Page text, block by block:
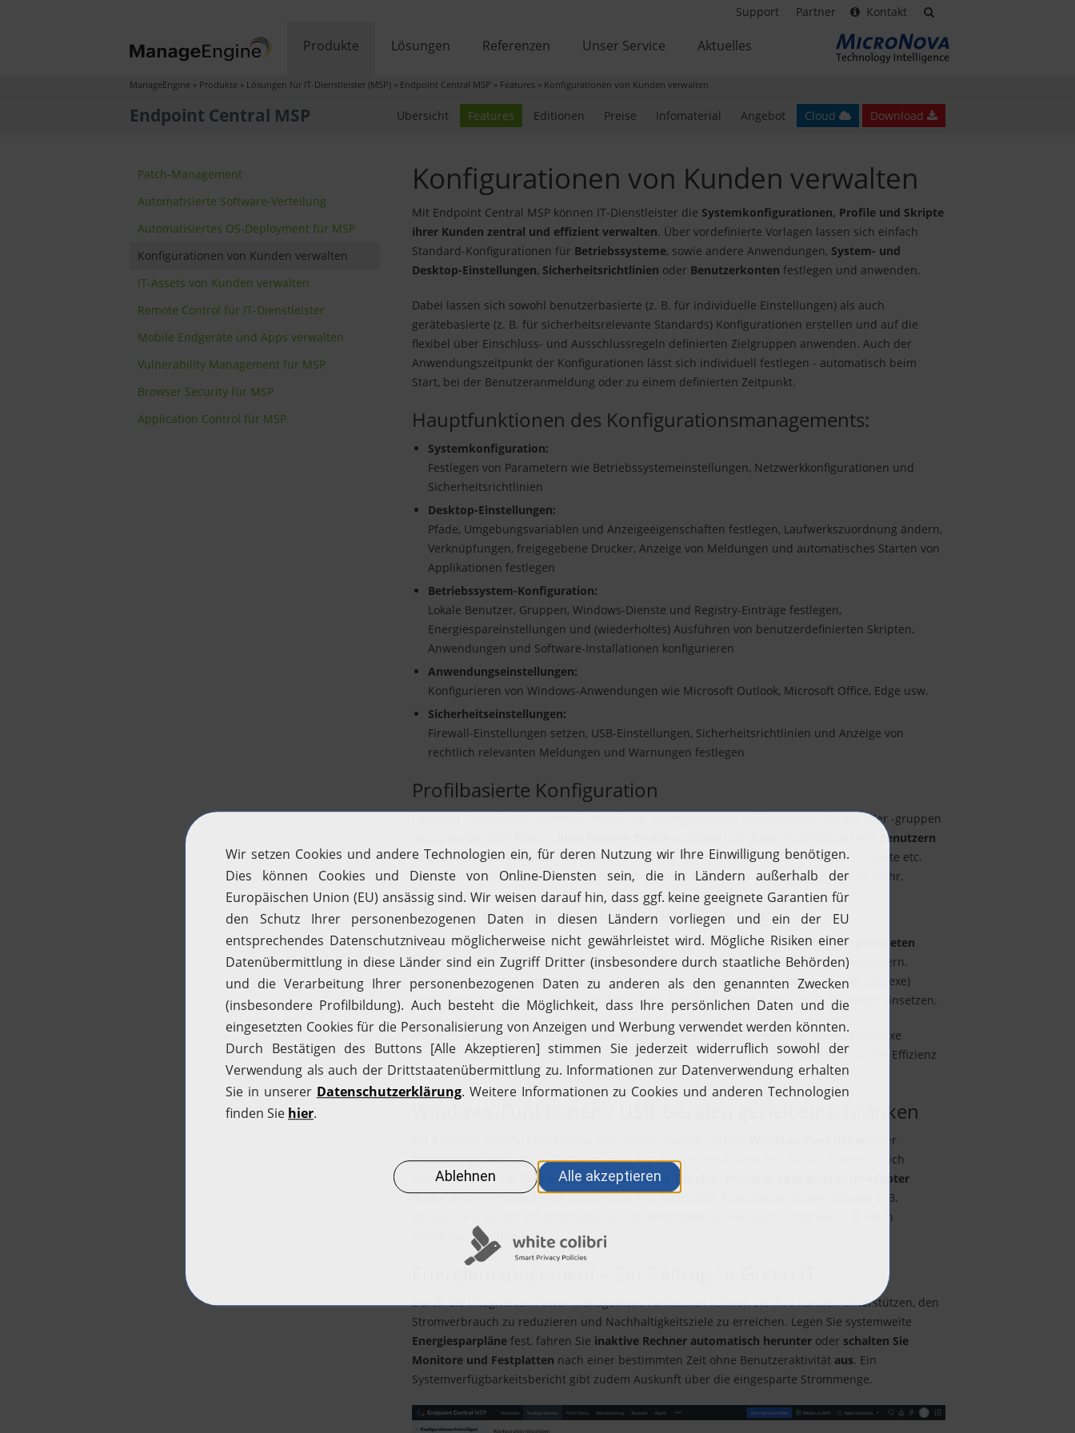
Support Partner Kontakt
Produkte Lösungen Referenzen Unser Service Aktuelles
ManageEngine » Produkte » Lösungen für IT-Dienstleister (MSP) » Endpoint Central MSP » Features » Konfigurationen von Kunden verwalten
Endpoint Central MSP Übersicht Features Editionen Preise Infomaterial Angebot Cloud Download
Patch-Management
Automatisierte Software-Verteilung
Automatisiertes OS-Deployment für MSP
Konfigurationen von Kunden verwalten
IT-Assets von Kunden verwalten
Remote Control für IT-Dienstleister
Mobile Endgeräte und Apps verwalten
Vulnerability Management für MSP
Browser Security für MSP
Application Control für MSP
Konfigurationen von Kunden verwalten
Mit Endpoint Central MSP können IT-Dienstleister die Systemkonfigurationen, Profile und Skripte
ihrer Kunden zentral und effizient verwalten. Über vordefinierte Vorlagen lassen sich einfach
Standard-Konfigurationen für Betriebssysteme, sowie andere Anwendungen, System- und
Desktop-Einstellungen, Sicherheitsrichtlinien oder Benutzerkontenfestlegen und anwenden.
Dabei lassen sich sowohl benutzerbasierte (z. B. für individuelle Einstellungen) als auch
gerätebasierte (z. B. für sicherheitsrelevante Standards) Konfigurationen erstellen und auf die
flexibel über Einschluss- und Ausschlussregeln definierten Zielgruppen anwenden. Auch der
Anwendungszeitpunkt der Konfigurationen lässt sich individuell festlegen - automatisch beim
Start, bei der Benutzeranmeldung oder zu einem definierten Zeitpunkt.
Hauptfunktionen des Konfigurationsmanagements:
Systemkonfiguration:
Festlegen von Parametern wie Betriebssystemeinstellungen, Netzwerkkonfigurationen und
Sicherheitsrichtlinien
Desktop-Einstellungen:
Pfade, Umgebungsvariablen und Anzeigeeigenschaften festlegen, Laufwerkszuordnung ändern,
Verknüpfungen, freigegebene Drucker, Anzeige von Meldungen und automatisches Starten von
Applikationen festlegen
Betriebssystem-Konfiguration:
Lokale Benutzer, Gruppen, Windows-Dienste und Registry-Einträge festlegen,
Energiespareinstellungen und (wiederholtes) Ausführen von benutzerdefinierten Skripten,
Anwendungen und Software-Installationen konfigurieren
Anwendungseinstellungen:
Konfigurieren von Windows-Anwendungen wie Microsoft Outlook, Microsoft Office, Edge usw.
Sicherheitseinstellungen:
Firewall-Einstellungen setzen, USB-Einstellungen, Sicherheitsrichtlinien und Anzeige von
rechtlich relevanten Meldungen und Warnungen festlegen
Profilbasierte Konfiguration
Endpoint Central MSP verwendet Profile, um Konfigurationen auf bestimmte Geräte oder -gruppen
mit Benutzern
oder Geräten verknüpfen. In den Profilen lassen sich VPNs, WLAN, APNs, Proxys, Zertifikate etc.
einrichten, Gerätefunktionen einschränken, sichere Passwörter anwenden und vieles mehr.
Skript-Verwaltung und -Automatisierung
Endpoint Central MSP verfügt über ein integriertes Skript-Repository mitüber 100 getesteten
Skripten, die Ihnen helfen,Konfigurationsprozesse und Automatisierungenzu verbessern.
Zudem können MSPeigene Skripte
in allen gängigen Formaten (z. B. .bat, .cmd, .sh, .py, .exe)
hinzufügen. Die Skripte lassen sich flexibel auf Windows-, Linux- und macOS-Systemen einsetzen.
Mit der Skript-Automatisierung erstellen Sie individuelle Konfigurationen, führen komplexe
Aufgaben remote aus und standardisieren wiederkehrende Prozesse. So steigern Sie die Effizienz
Ihrer IT-Services und passen Konfigurationen gezielt an Kundenanforderungen an.
Windows-Funktionen / USB-Geräten gezielt einschränken
oder
Peripheriegeräteauf den Rechnern ihrer Kunden verwendet werden dürfen. So lassen sich
beispielsweise USB-Geräte wieSpeichermedien, Drucker, Kameras oder Bluetooth-Adapter
deaktivieren– entweder vollständig oder mit definierten Ausnahmen. Zudem können z. B.
Rechner und Server mit verschiedenen Sicherheitsebenen konfiguriert werden, z. B. nach
Computer oder Benutzer.
Energiemanagement – Ein Beitrag zu Green IT
Durch die integrierten Power-Management-Funktionen können Sie Ihre Kunden unterstützen, den
Stromverbrauch zu reduzieren und Nachhaltigkeitsziele zu erreichen. Legen Sie systemweite
Energiesparplänefest, fahren Sie inaktive Rechner automatisch herunter oder schalten Sie
Monitore und Festplatten nach einer bestimmten Zeit ohne Benutzeraktivität aus. Ein
Systemverfügbarkeitsbericht gibt zudem Auskunft über die eingesparte Strommenge.